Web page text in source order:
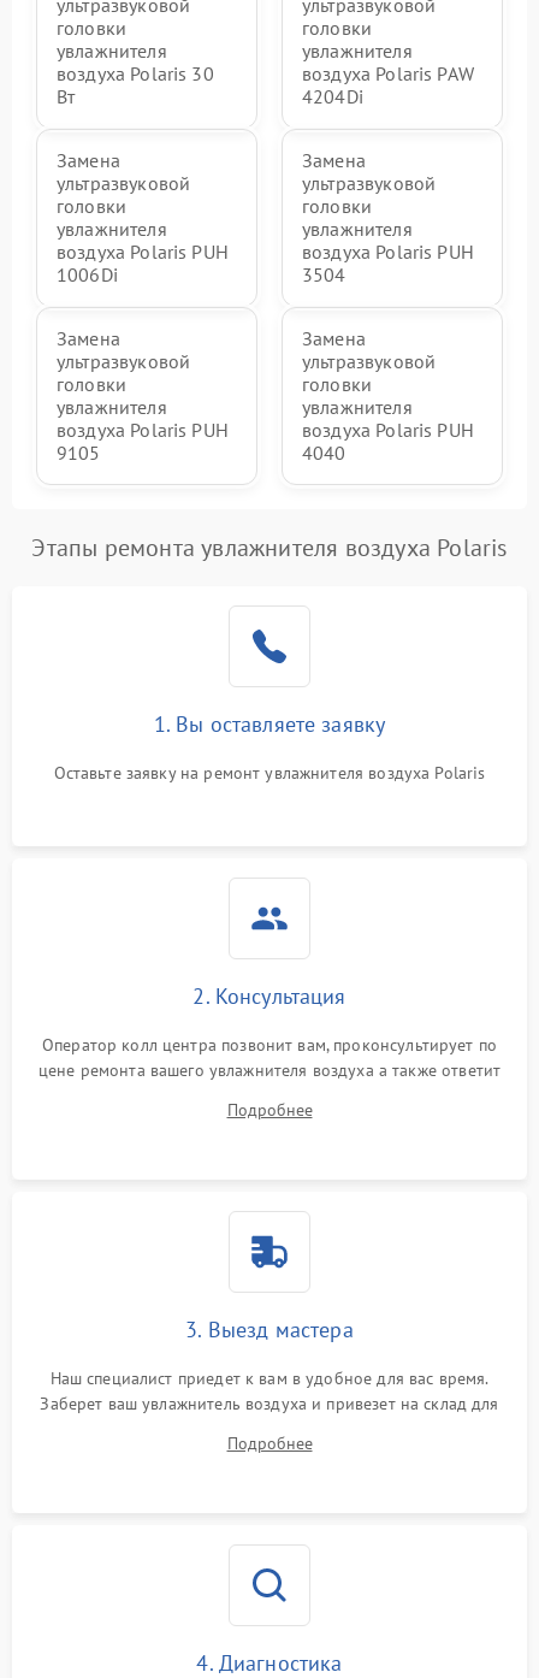
ультразвуковой
головки
увлажнителя
воздуха Polaris 30
Вт
ультразвуковой
головки
увлажнителя
воздуха Polaris PAW
4204Di
Замена
ультразвуковой
головки
увлажнителя
воздуха Polaris PUH
1006Di
Замена
ультразвуковой
головки
увлажнителя
воздуха Polaris PUH
3504
Замена
ультразвуковой
головки
увлажнителя
воздуха Polaris PUH
9105
Замена
ультразвуковой
головки
увлажнителя
воздуха Polaris PUH
4040
Этапы ремонта увлажнителя воздуха Polaris
1. Вы оставляете заявку
Оставьте заявку на ремонт увлажнителя воздуха Polaris
2. Консультация
Оператор колл центра позвонит вам, проконсультирует по
цене ремонта вашего увлажнителя воздуха а также ответит
Подробнее
3. Выезд мастера
Наш специалист приедет к вам в удобное для вас время.
Заберет ваш увлажнитель воздуха и привезет на склад для
Подробнее
4. Диагностика